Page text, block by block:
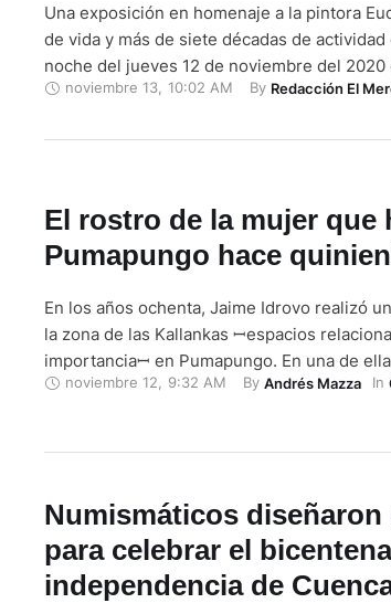
Una exposición en homenaje a la pintora
de vida y más de siete décadas de
noche del jueves 12 de noviembre del 2020
de Cuenca. La exposición, denominada
noviembre 13 10:02 AM By Redacción El
El rostro de la mujer que
Pumapungo hace
En los años ochenta, Jaime Idrovo realizó
la zona de las Kallankas ꟷespacios
importanciaꟷ en Pumapungo. En una de
una mujer. Según las investigaciones, el
noviembre 12 9:32 AM By Andrés Mazza In
Numismáticos diseñaron
para celebrar el
independencia de